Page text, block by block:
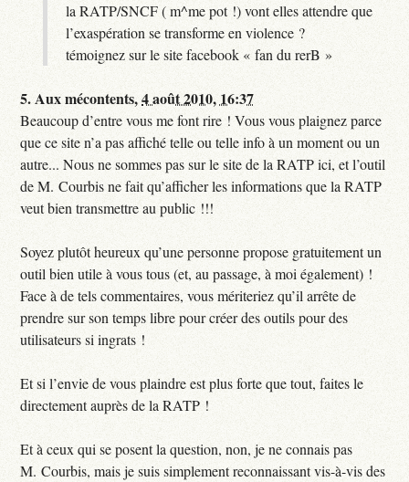
la RATP/SNCF ( m^me pot !) vont elles attendre que
l’exaspération se transforme en violence ?
témoignez sur le site facebook « fan du rerB »
5.Aux mécontents,4 août 2010, 16:37
Beaucoup d’entre vous me font rire ! Vous vous plaignez parce
que ce site n’a pas affiché telle ou telle info à un moment ou un
autre... Nous ne sommes pas sur le site de la RATP ici, et l’outil
de M. Courbis ne fait qu’afficher les informations que la RATP
veut bien transmettre au public !!!
Soyez plutôt heureux qu’une personne propose gratuitement un
outil bien utile à vous tous (et, au passage, à moi également) !
Face à de tels commentaires, vous mériteriez qu’il arrête de
prendre sur son temps libre pour créer des outils pour des
utilisateurs si ingrats !
Et si l’envie de vous plaindre est plus forte que tout, faites le
directement auprès de la RATP !
Et à ceux qui se posent la question, non, je ne connais pas
M. Courbis, mais je suis simplement reconnaissant vis-à-vis des